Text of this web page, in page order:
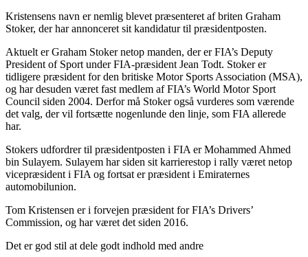
Kristensens navn er nemlig blevet præsenteret af briten Graham
Stoker, der har annonceret sit kandidatur til præsidentposten.
Aktuelt er Graham Stoker netop manden, der er FIA’s Deputy
President of Sport under FIA-præsident Jean Todt. Stoker er
tidligere præsident for den britiske Motor Sports Association (MSA),
og har desuden været fast medlem af FIA’s World Motor Sport
Council siden 2004. Derfor må Stoker også vurderes som værende
det valg, der vil fortsætte nogenlunde den linje, som FIA allerede
har.
Stokers udfordrer til præsidentposten i FIA er Mohammed Ahmed
bin Sulayem. Sulayem har siden sit karrierestop i rally været netop
vicepræsident i FIA og fortsat er præsident i Emiraternes
automobilunion.
Tom Kristensen er i forvejen præsident for FIA’s Drivers’
Commission, og har været det siden 2016.
Det er god stil at dele godt indhold med andre